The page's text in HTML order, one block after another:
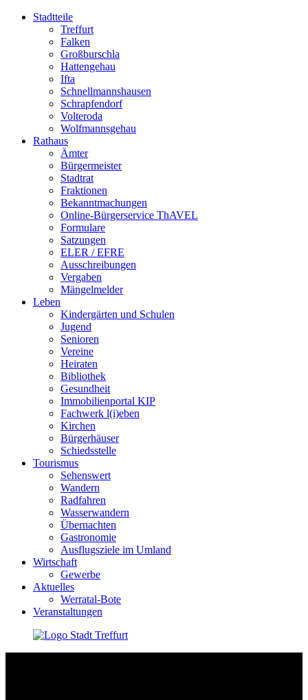
Stadtteile
Treffurt
Falken
Großburschla
Hattengehau
Ifta
Schnellmannshausen
Schrapfendorf
Volteroda
Wolfmannsgehau
Rathaus
Ämter
Bürgermeister
Stadtrat
Fraktionen
Bekanntmachungen
Online-Bürgerservice ThAVEL
Formulare
Satzungen
ELER / EFRE
Ausschreibungen
Vergaben
Mängelmelder
Leben
Kindergärten und Schulen
Jugend
Senioren
Vereine
Heiraten
Bibliothek
Gesundheit
Immobilienportal KIP
Fachwerk l(i)eben
Kirchen
Bürgerhäuser
Schiedsstelle
Tourismus
Sehenswert
Wandern
Radfahren
Wasserwandern
Übernachten
Gastronomie
Ausflugsziele im Umland
Wirtschaft
Gewerbe
Aktuelles
Werratal-Bote
Veranstaltungen